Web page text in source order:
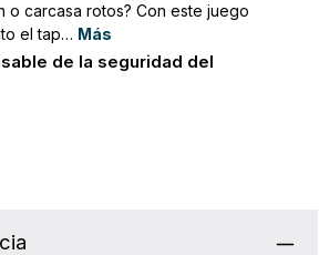
o carcasa rotos? Con este juego
el tap… Más
de la seguridad del